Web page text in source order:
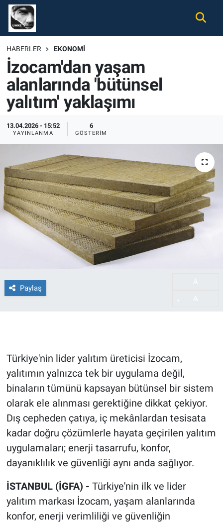
HABERLER EKONOMI
İzocam'dan yaşam
alanlarında 'bütünsel
yalıtım' yaklaşımı
13.04.2026 - 15:52
YAYINLANMA
6
GÖSTERIM
Paylaş
Türkiye'nin lider yalıtım üreticisi İzocam,
yalıtımın yalnızca tek bir uygulama değil,
binaların tümünü kapsayan bütünsel bir sistem
olarak ele alınması gerektiğine dikkat çekiyor.
Dış cepheden çatıya, iç mekânlardan tesisata
kadar doğru çözümlerle hayata geçirilen yalıtım
uygulamaları; enerji tasarrufu, konfor,
dayanıklılık ve güvenliği aynı anda sağlıyor.
İSTANBUL (İGFA) - Türkiye'nin ilk ve lider
yalıtım markası İzocam, yaşam alanlarında
konfor, enerji verimliliği ve güvenliğin
Gündem
Ekonomi
Spor
Tüm Haberler
İletişim
Künye
Nöbetçi Eczaneler
Hava Durumu
Namaz Vakitleri
Trafik Durumu
Süper Lig Puan Durumu ve Fikstür
Tüm Manşetler
Son Dakika Haberleri
Haber Arşivi